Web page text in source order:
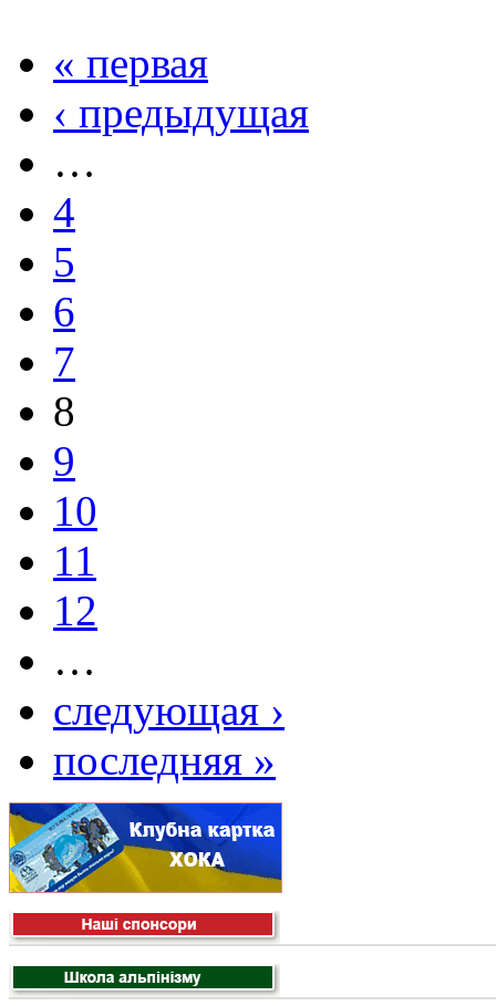
« первая
‹ предыдущая
…
4
5
6
7
8
9
10
11
12
…
следующая ›
последняя »